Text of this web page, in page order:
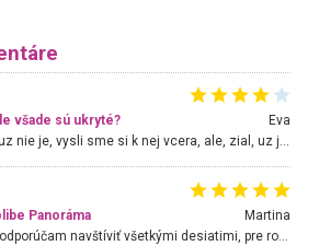
všade sú ukryté?
Eva
Hojdacka v Krpelanoch uz nie je, vysli sme si k nej vcera, ale, zial, uz je znicena. Ak sem planujete cestu len kvoli hojdacke, mozete si ju usetrit. Krasny vyhlad je tu vsak aj bez hojdacky :-)
Panoráma
Martina
Nádherné miesto ktoré odporúčam navštíviť všetkými desiatimi, pre rodiny s deťmi, dôchodcom... Proste a jednoducho ozaj rozprávkový les.. určite ešte prídeme. Odniesli sme si na pamiatku krásne tričká,